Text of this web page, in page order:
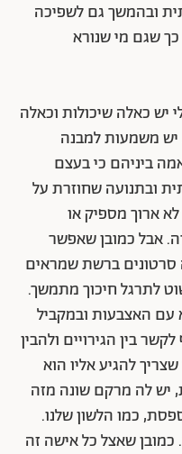
ובהמשך גם לשפיכה
שגם מי שנורא
יש כאלה שיכולות וכאלה
משמעות למבנה
ביניהם כי בעצם
ובתנועה שחוזרת על
ארוך מספיק או
אבל כמובן שאפשר
ברשת שמראים
לתרגל חיכוך מתמשך.
עם האצבעות ובמקביל
בין הגירויים ולהבין
להגיע אליו הוא
יש לה מרקם שונה מזה
כמו הלשון שלנו.
כמובן שאצל כל אישה זה